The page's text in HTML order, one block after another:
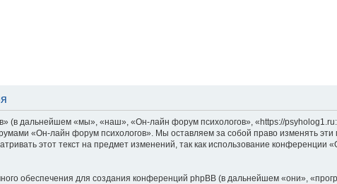
(в дальнейшем «мы», «наш», «Он-лайн форум психологов», «https://
«Он-лайн форум психологов». Мы оставляем за собой право изменять
этот текст на предмет изменений, так как использование
обеспечения для создания конференций phpBB (в дальнейшем «они»,